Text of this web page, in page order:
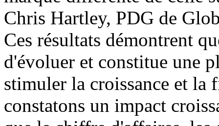
Chris Hartley, PDG de
Ces résultats démontrent
d'évoluer et constitue une
stimuler la croissance et la
constatons un impact